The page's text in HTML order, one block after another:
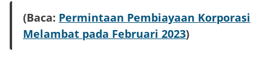
(Baca: Permintaan Pembiayaan Korporasi
Melambat pada Februari 2023)